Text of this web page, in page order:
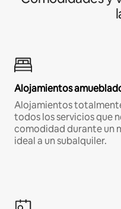
Alojamientos
Alojamientos
todos los servicios que
comodidad durante un
ideal a un subalquiler.